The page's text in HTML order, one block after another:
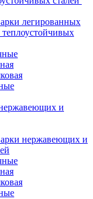
легированных
и
нержавеющих и